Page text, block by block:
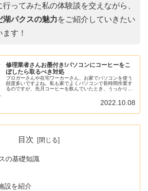
行ってみた私の体験談を交えながら、
湖パクスの魅力をご紹介していきたい
ます！
修理業者さんお墨付き!パソコンにコーヒーをこ
ぼしたら取るべき対処
ブロガーさんや在宅ワーカーさん、お家でパソコンを使う
頻度多いですよね。私も家でよくパソコンで長時間作業す
るのですが、先月コーヒーを飲んでいたとき、うっかりノ
2022.10.08
目次
の基礎知識
設を紹介